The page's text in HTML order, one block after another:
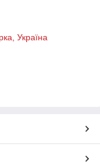
Україна